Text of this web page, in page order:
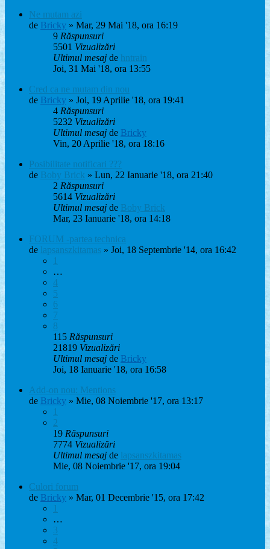
Ne mutam azi
de Bricky » Mar, 29 Mai '18, ora 16:19
9 Răspunsuri
5501 Vizualizări
Ultimul mesaj de hntrain
Joi, 31 Mai '18, ora 13:55
Cred ca ne mutam din nou
de Bricky » Joi, 19 Aprilie '18, ora 19:41
4 Răspunsuri
5232 Vizualizări
Ultimul mesaj de Bricky
Vin, 20 Aprilie '18, ora 18:16
Posibilitate notificari ???
de Boby Brick » Lun, 22 Ianuarie '18, ora 21:40
2 Răspunsuri
5614 Vizualizări
Ultimul mesaj de Boby Brick
Mar, 23 Ianuarie '18, ora 14:18
FORUM -partea technica
de lapsanszkitamas » Joi, 18 Septembrie '14, ora 16:42
1
…
4
5
6
7
8
115 Răspunsuri
21819 Vizualizări
Ultimul mesaj de Bricky
Joi, 18 Ianuarie '18, ora 16:58
Add-on nou: Mentions
de Bricky » Mie, 08 Noiembrie '17, ora 13:17
1
2
19 Răspunsuri
7774 Vizualizări
Ultimul mesaj de lapsanszkitamas
Mie, 08 Noiembrie '17, ora 19:04
Culori forum
de Bricky » Mar, 01 Decembrie '15, ora 17:42
1
…
3
4